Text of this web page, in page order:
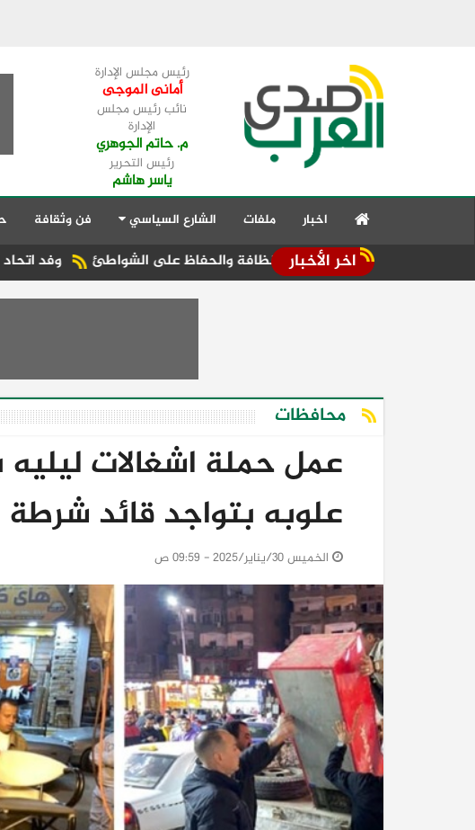
رئيس مجلس الإدارة
أمانى الموجى
نائب رئيس مجلس
الإدارة
م. حاتم الجوهري
رئيس التحرير
ياسر هاشم
اخبار ملفات الشارع السياسي فن وثقافة
اخر الأخبار وفد اتحاد الصناعات أعمال النظافة والحفاظ على الشواطئ
محافظات
عمل حملة اشغالات ليليه
علوبه بتواجد قائد شرطة
الخميس 30/يناير/2025 - 09:59 ص